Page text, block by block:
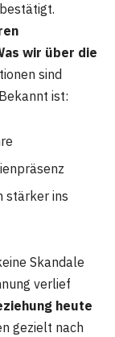
wir über die
sind
ist:
stärker ins
Skandale
verlief
heute
gezielt nach